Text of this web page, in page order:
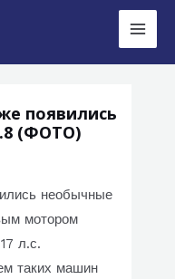
Main
появились
(ФОТО)
необычные
мотором
л.с.
таких машин